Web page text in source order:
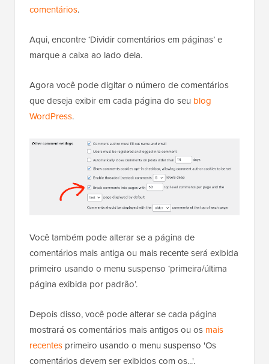
comentários.
Aqui, encontre ‘Dividir comentários em páginas’ e
marque a caixa ao lado dela.
Agora você pode digitar o número de comentários
que deseja exibir em cada página do seu blog
WordPress.
Você também pode alterar se a página de
comentários mais antiga ou mais recente será exibida
primeiro usando o menu suspenso ‘primeira/última
página exibida por padrão’.
Depois disso, você pode alterar se cada página
mostrará os comentários mais antigos ou os mais
recentes primeiro usando o menu suspenso 'Os
comentários devem ser exibidos com os...'.